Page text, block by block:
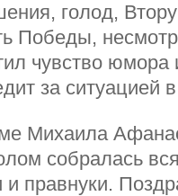
голод,
Победы,
чувство юмора
за ситуацией
Михаила
собралась
и правнуки.